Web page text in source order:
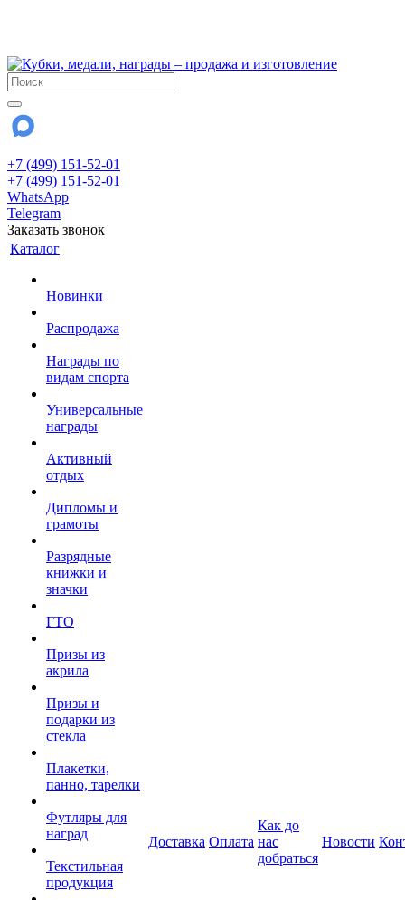
+7 (499) 151-52-01
+7 (499) 151-52-01
WhatsApp
Telegram
Заказать звонок
Каталог
Новинки
Распродажа
Награды по
видам спорта
Универсальные
награды
Активный
отдых
Дипломы и
грамоты
Разрядные
книжки и
значки
ГТО
Призы из
акрила
Призы и
подарки из
стекла
Плакетки,
панно, тарелки
Футляры для
наград
Текстильная
продукция
Доставка Оплата
Как до
нас
добраться
Новости